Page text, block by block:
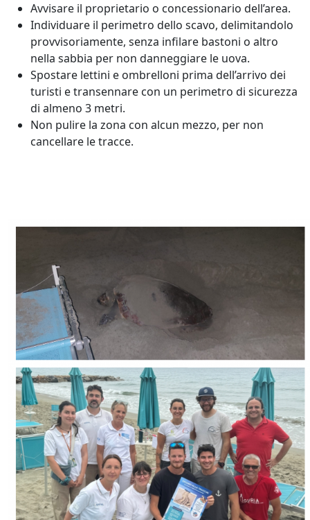
Avvisare il proprietario o concessionario dell’area.
Individuare il perimetro dello scavo, delimitandolo
provvisoriamente, senza infilare bastoni o altro
nella sabbia per non danneggiare le uova.
Spostare lettini e ombrelloni prima dell’arrivo dei
turisti e transennare con un perimetro di sicurezza
di almeno 3 metri.
Non pulire la zona con alcun mezzo, per non
cancellare le tracce.